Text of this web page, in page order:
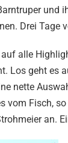
und
Drei
alle
Los geht es
nette
vom Fisch,
an.